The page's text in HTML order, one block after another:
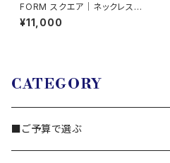
FORM スクエア｜ネックレス
（ネックレス取り外し可能）
¥11,000
CATEGORY
■ご予算で選ぶ